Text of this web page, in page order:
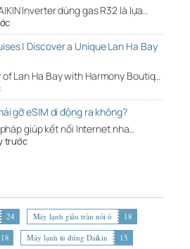
Inverter dùng gas R32 là lựa…
| Discover a Unique Lan Ha Bay
Lan Ha Bay with Harmony Boutiq…
gỡ eSIM di động ra không?
giúp kết nối Internet nha…
trước
24 Máy lạnh giấu trần nối ố
18
18 Máy lạnh tủ đứng Daikin
15